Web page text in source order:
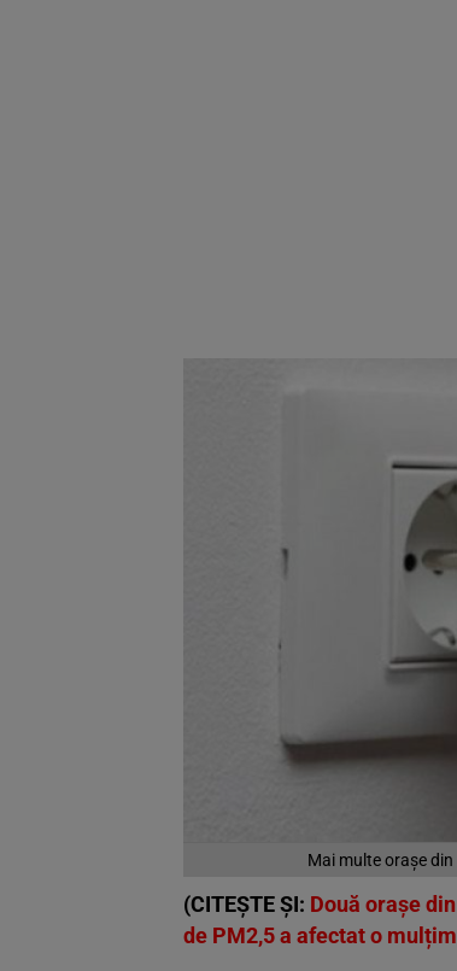
Mai multe orașe
(CITEȘTE ȘI: Două orașe
de PM2,5 a afectat o